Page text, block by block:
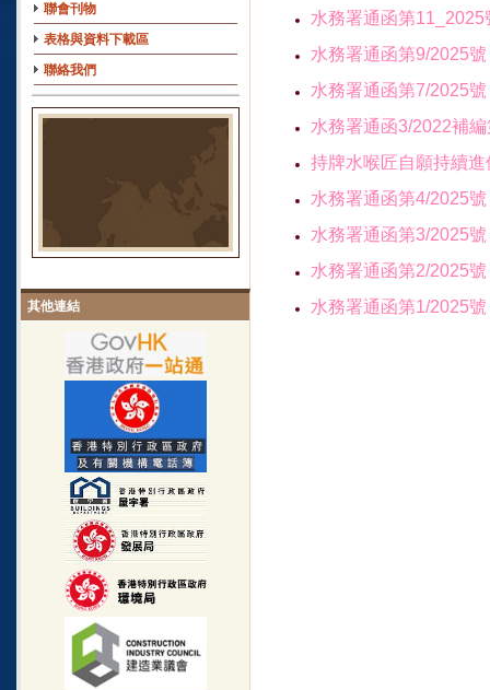
聯會刊物
表格與資料下載區
聯絡我們
其他連結
水務署通函第11_2025
水務署通函第9/2025號
水務署通函第7/2025號
水務署通函3/2022補
持牌水喉匠自願持續
水務署通函第4/2025號
水務署通函第3/2025號
水務署通函第2/2025號
水務署通函第1/2025號